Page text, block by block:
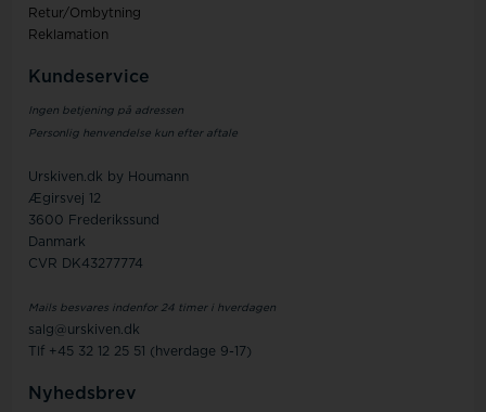
Retur/Ombytning
Reklamation
Kundeservice
Ingen betjening på adressen
Personlig henvendelse kun efter aftale
Urskiven.dk by Houmann
Ægirsvej 12
3600 Frederikssund
Danmark
CVR DK43277774
Mails besvares indenfor 24 timer i hverdagen
salg@urskiven.dk
Tlf +45 32 12 25 51 (hverdage 9-17)
Nyhedsbrev